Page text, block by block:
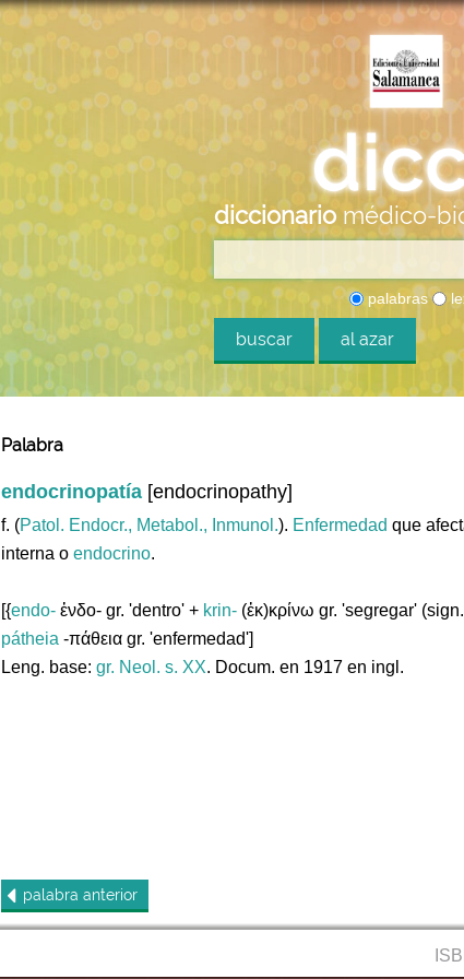
diccionario médico-
palabras
buscar al azar
Palabra
endocrinopatía [endocrinopathy]
f. (Patol. Endocr., Metabol., Inmunol.). Enfermedad que
interna o endocrino.
[{endo- ἐνδο- gr. 'dentro' + krin- (ἐκ)κρίνω gr. 'segregar'
pátheia -πάθεια gr. 'enfermedad']
Leng. base: gr. Neol. s. XX. Docum. en 1917 en ingl.
palabra anterior